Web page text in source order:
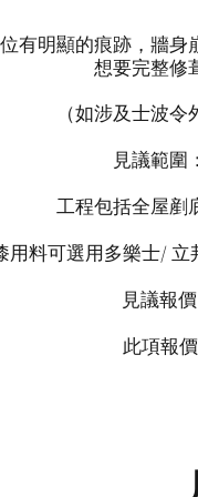
有明顯的痕跡，牆身
想要完整修
（如涉及士波
見議範圍
工程包括全屋剷
用料可選用多樂士/ 立
見議報價
此項報